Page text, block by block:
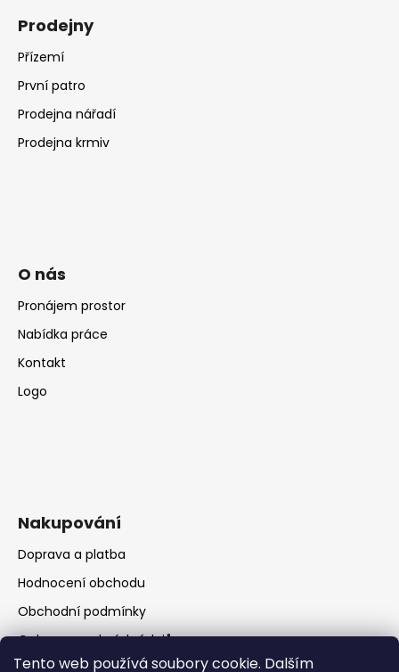
Tento web používá soubory cookie. Dalším
Prodejny
Přízemí
První patro
Prodejna nářadí
Prodejna krmiv
O nás
Pronájem prostor
Nabídka práce
Kontakt
Logo
Nakupování
Doprava a platba
Hodnocení obchodu
Obchodní podmínky
Ochrana osobních údajů